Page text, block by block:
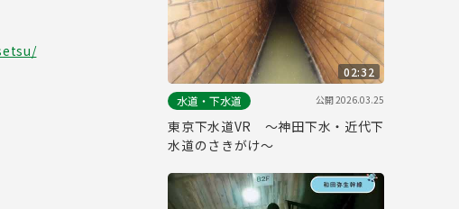
02:32
水道・下水道
公開2026.03.25
東京下水道VR ～神田下水・近代下
水道のさきがけ～